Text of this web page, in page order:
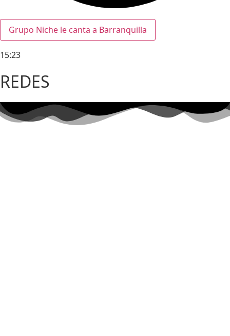
Grupo Niche le canta a Barranquilla
15:23
REDES